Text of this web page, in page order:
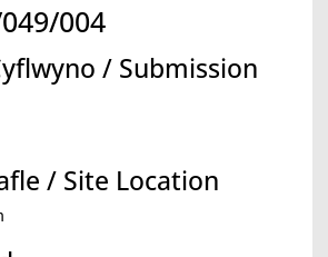
004
/ Submission
/ Site Location